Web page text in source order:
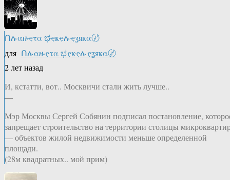
Ոሉαዙҿτα ಭҿҝҿሉҿʓяҝα〄
для Ոሉαዙҿτα ಭҿҝҿሉҿʓяҝα〄
2 лет назад
И, кстатти, вот.. Москвичи стали жить лучше..
—
Мэр Москвы Сергей Собянин подписал постановление,
запрещает строительство на территории столицы
— объектов жилой недвижимости меньше определенной
площади.
(28м квадратных.. мой прим)